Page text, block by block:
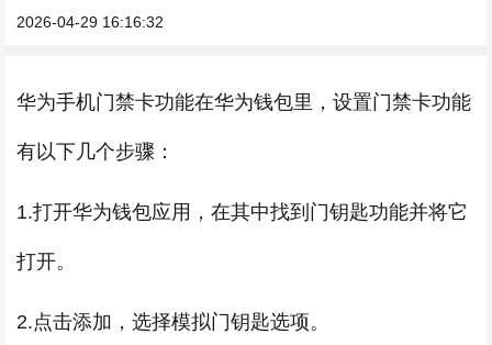
2026-04-29 16:16:32
华为手机门禁卡功能在华为钱包里，设置门禁卡功能
有以下几个步骤：
1.打开华为钱包应用，在其中找到门钥匙功能并将它
打开。
2.点击添加，选择模拟门钥匙选项。